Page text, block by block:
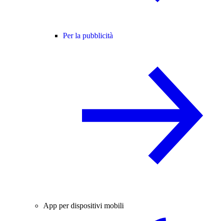
Per la pubblicità
App per dispositivi mobili